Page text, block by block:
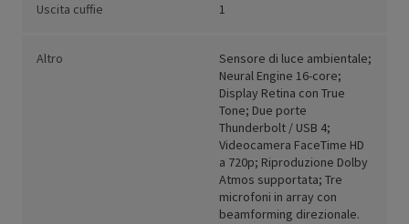
Uscita cuffie 1
Altro
Sensore di luce ambientale;
Neural Engine 16-core;
Display Retina con True
Tone; Due porte
Thunderbolt / USB 4;
Videocamera FaceTime HD
a 720p; Riproduzione Dolby
Atmos supportata; Tre
microfoni in array con
beamforming direzionale.